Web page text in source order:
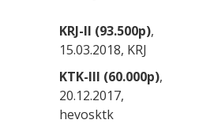
KRJ-II (93.500p),
15.03.2018, KRJ
KTK-III (60.000p),
20.12.2017,
hevosktk